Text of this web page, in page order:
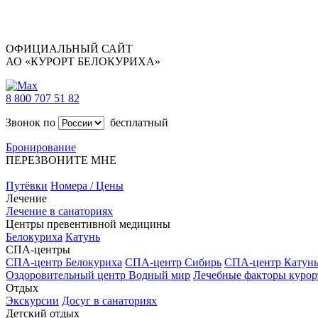
ОФИЦИАЛЬНЫЙ САЙТ
АО «КУРОРТ БЕЛОКУРИХА»
8 800 707 51 82
Звонок по
бесплатный
Бронирование
ПЕРЕЗВОНИТЕ МНЕ
Путёвки Номера / Цены
Лечение
Лечение в санаториях
Центры превентивной медицины
Белокуриха Катунь
СПА-центры
СПА-центр Белокуриха СПА-центр Сибирь СПА-центр Катунь
Оздоровительный центр Водный мир Лечебные факторы
Отдых
Экскурсии Досуг в санаториях
Детский отдых